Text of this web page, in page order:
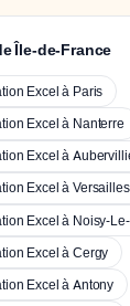
Île-de-France
Excel à Paris
Excel à Nanterre
Excel à
Excel à Versailles
Excel à Noisy-
Excel à Cergy
Excel à Antony